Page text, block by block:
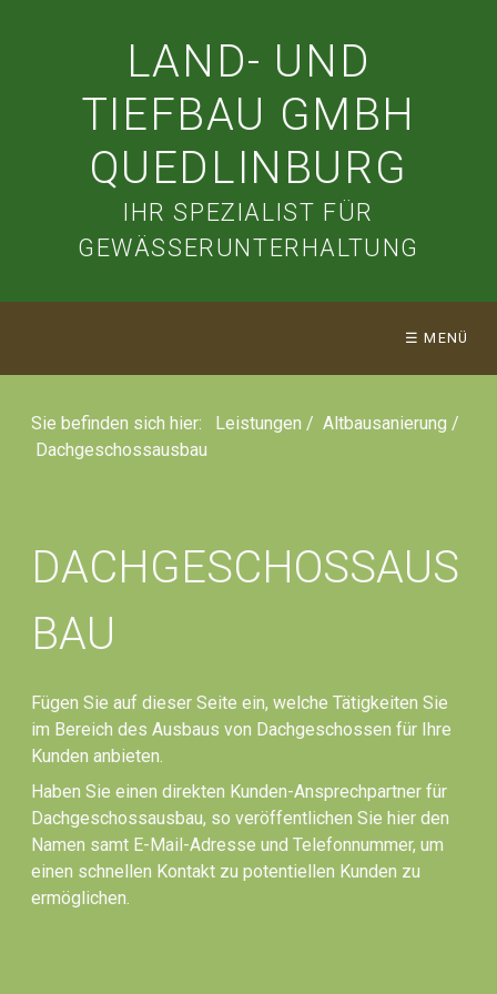
LAND- UND
TIEFBAU GMBH
QUEDLINBURG
IHR SPEZIALIST FÜR
GEWÄSSERUNTERHALTUNG
☰ MENÜ
Sie befinden sich hier: Leistungen / Altbausanierung /
Dachgeschossausbau
DACHGESCHOSSAUS
BAU
Fügen Sie auf dieser Seite ein, welche Tätigkeiten Sie
im Bereich des Ausbaus von Dachgeschossen für Ihre
Kunden anbieten.
Haben Sie einen direkten Kunden-Ansprechpartner für
Dachgeschossausbau, so veröffentlichen Sie hier den
Namen samt E-Mail-Adresse und Telefonnummer, um
einen schnellen Kontakt zu potentiellen Kunden zu
ermöglichen.